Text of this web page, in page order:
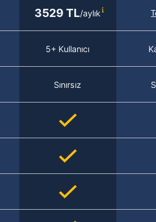
3529 TL/aylık
5+ Kullanıcı
Sınırsız